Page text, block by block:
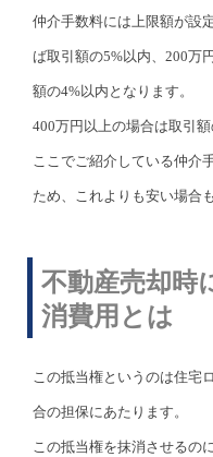
仲介手数料には上限額が設
ば取引額の5%以内、200万
額の4%以内となります。
400万円以上の場合は取引額
ここでご紹介している仲介
ため、これよりも安い場合
不動産売却時
消費用とは
この抵当権というのは住宅
合の担保にあたります。
この抵当権を抹消させるの